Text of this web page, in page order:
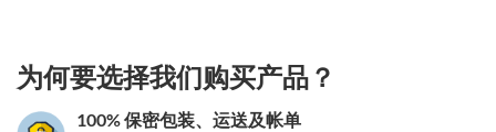
为何要选择我们购买产品？
100% 保密包装、运送及帐单